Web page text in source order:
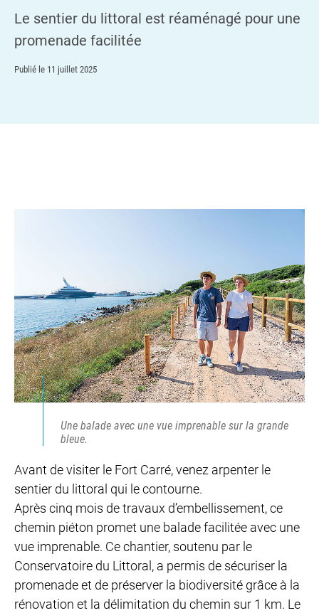
Le sentier du littoral est réaménagé pour une
promenade facilitée
Publié le 11 juillet 2025
Une balade avec une vue imprenable sur la grande
bleue.
Avant de visiter le Fort Carré, venez arpenter le
sentier du littoral qui le contourne.
Après cinq mois de travaux d’embellissement, ce
chemin piéton promet une balade facilitée avec une
vue imprenable. Ce chantier, soutenu par le
Conservatoire du Littoral, a permis de sécuriser la
promenade et de préserver la biodiversité grâce à la
rénovation et la délimitation du chemin sur 1 km. Le